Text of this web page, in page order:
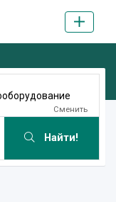
Сменить
Найти!